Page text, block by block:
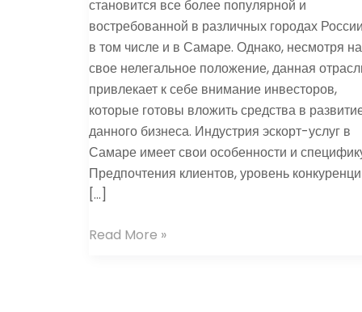
становится все более популярной и
востребованной в различных городах
в том числе и в Самаре. Однако, несмотря на
свое нелегальное положение, данная
привлекает к себе внимание инвесторов,
которые готовы вложить средства в
данного бизнеса. Индустрия эскорт-услуг в
Самаре имеет свои особенности и
Предпочтения клиентов, уровень
[…]
Read More »